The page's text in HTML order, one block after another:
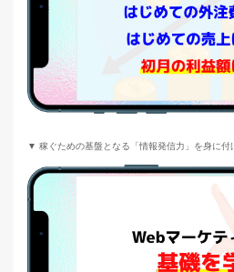
▼ 稼ぐための基盤となる「情報発信力」を身に付